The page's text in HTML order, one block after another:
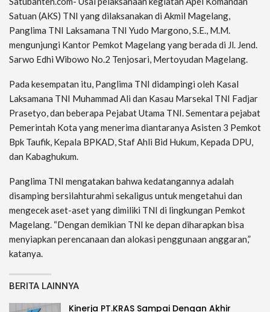
Satuan (AKS) TNI yang dilaksanakan di Akmil Magelang,
Panglima TNI Laksamana TNI Yudo Margono, S.E., M.M.
mengunjungi Kantor Pemkot Magelang yang berada di Jl. Jend.
Sarwo Edhi Wibowo No.2 Tenjosari, Mertoyudan Magelang.
Pada kesempatan itu, Panglima TNI didampingi oleh Kasal
Laksamana TNI Muhammad Ali dan Kasau Marsekal TNI Fadjar
Prasetyo, dan beberapa Pejabat Utama TNI. Sementara pejabat
Pemerintah Kota yang menerima diantaranya Asisten 3 Pemkot
Bpk Taufik, Kepala BPKAD, Staf Ahli Bid Hukum, Kepada DPU,
dan Kabaghukum.
Panglima TNI mengatakan bahwa kedatangannya adalah
disamping bersilahturahmi sekaligus untuk mengetahui dan
mengecek aset-aset yang dimiliki TNI di lingkungan Pemkot
Magelang. “Dengan demikian TNI ke depan diharapkan bisa
menyiapkan perencanaan dan alokasi penggunaan anggaran,”
katanya.
BERITA LAINNYA
Kinerja PT.KRAS Sampai Dengan Akhir